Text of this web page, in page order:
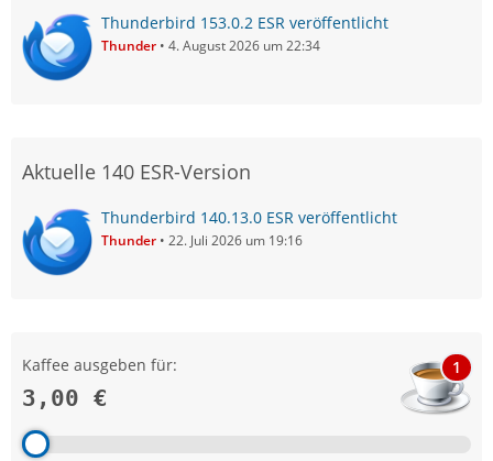
Thunderbird 153.0.2 ESR veröffentlicht
Thunder 4. August 2026 um 22:34
Aktuelle 140 ESR-Version
Thunderbird 140.13.0 ESR veröffentlicht
Thunder 22. Juli 2026 um 19:16
Kaffee ausgeben für:
3,00 €
1